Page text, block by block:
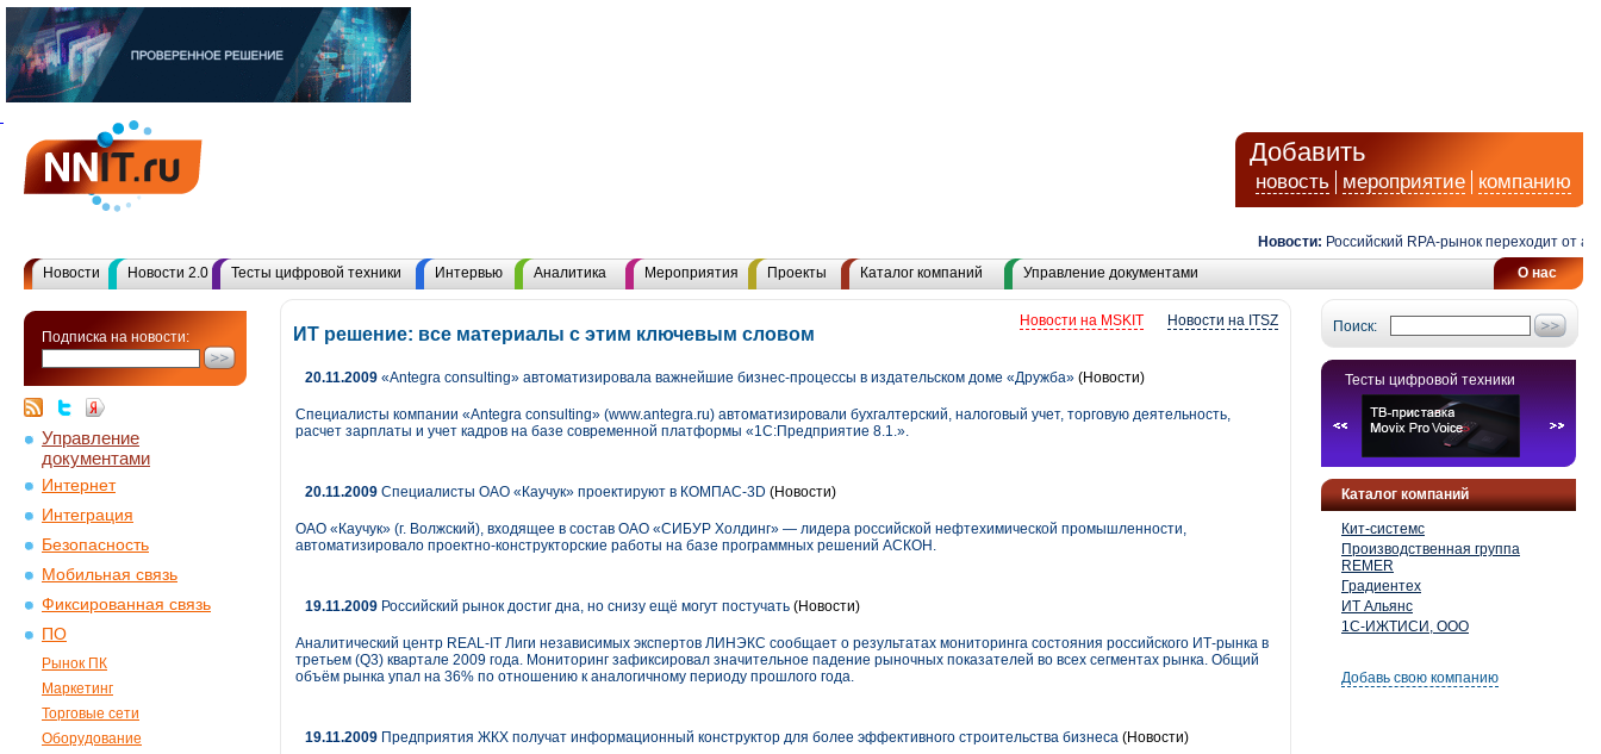
Добавить
новость мероприятие компанию
Новости: Российский RPA-рынок переходит от
О нас
Новости Новости 2.0 Тесты цифровой техники Интервью Аналитика Мероприятия Проекты Каталог компаний Управление документами
Подписка на новости:
Управление
документами
Интернет
Интеграция
Безопасность
Мобильная связь
Фиксированная связь
ПО
Рынок ПК
Маркетинг
Торговые сети
Оборудование
Поиск:
Тесты цифровой техники
Каталог компаний
Кит-системс
Производственная группа
REMER
Градиентех
ИТ Альянс
1С-ИЖТИСИ, ООО
Добавь свою компанию
Новости на ITSZ
Новости на MSKIT
ИТ решение: все материалы с этим ключевым словом
20.11.2009 «Antegra consulting» автоматизировала важнейшие бизнес-процессы в издательском доме «Дружба» (Новости)
Специалисты компании «Antegra consulting» (www.antegra.ru) автоматизировали бухгалтерский, налоговый учет, торговую деятельность,
расчет зарплаты и учет кадров на базе современной платформы «1С:Предприятие 8.1.».
20.11.2009 Специалисты ОАО «Каучук» проектируют в КОМПАС-3D (Новости)
ОАО «Каучук» (г. Волжский), входящее в состав ОАО «СИБУР Холдинг» — лидера российской нефтехимической промышленности,
автоматизировало проектно-конструкторские работы на базе программных решений АСКОН.
19.11.2009 Российский рынок достиг дна, но снизу ещё могут постучать (Новости)
Аналитический центр REAL-IT Лиги независимых экспертов ЛИНЭКС сообщает о результатах мониторинга состояния российского ИТ-рынка в
третьем (Q3) квартале 2009 года. Мониторинг зафиксировал значительное падение рыночных показателей во всех сегментах рынка. Общий
объём рынка упал на 36% по отношению к аналогичному периоду прошлого года.
19.11.2009 Предприятия ЖКХ получат информационный конструктор для более эффективного строительства бизнеса (Новости)